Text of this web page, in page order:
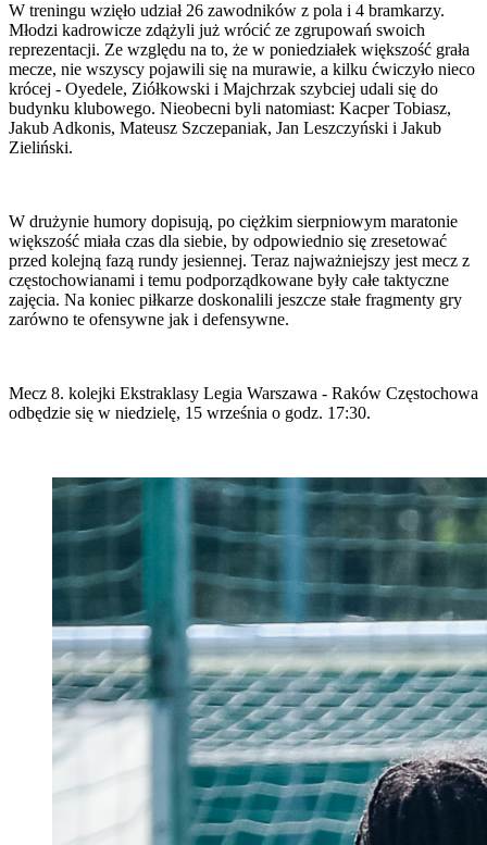
W treningu wzięło udział 26 zawodników z pola i 4 bramkarzy.
Młodzi kadrowicze zdążyli już wrócić ze zgrupowań swoich
reprezentacji. Ze względu na to, że w poniedziałek większość grała
mecze, nie wszyscy pojawili się na murawie, a kilku ćwiczyło nieco
krócej - Oyedele, Ziółkowski i Majchrzak szybciej udali się do
budynku klubowego. Nieobecni byli natomiast: Kacper Tobiasz,
Jakub Adkonis, Mateusz Szczepaniak, Jan Leszczyński i Jakub
Zieliński.
W drużynie humory dopisują, po ciężkim sierpniowym maratonie
większość miała czas dla siebie, by odpowiednio się zresetować
przed kolejną fazą rundy jesiennej. Teraz najważniejszy jest mecz z
częstochowianami i temu podporządkowane były całe taktyczne
zajęcia. Na koniec piłkarze doskonalili jeszcze stałe fragmenty gry
zarówno te ofensywne jak i defensywne.
Mecz 8. kolejki Ekstraklasy Legia Warszawa - Raków Częstochowa
odbędzie się w niedzielę, 15 września o godz. 17:30.